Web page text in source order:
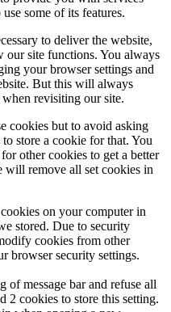
some of its features.
to deliver the website,
our site functions. You always
your browser settings and
But this will always
revisiting our site.
cookies but to avoid asking
store a cookie for that. You
other cookies to get a better
will remove all set cookies in
on your computer in
stored. Due to security
cookies from other
browser security settings.
of message bar and refuse all
2 cookies to store this setting.